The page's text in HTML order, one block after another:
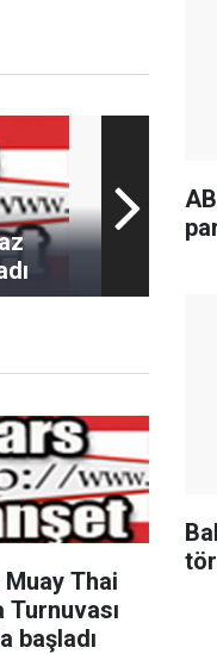
Thai
Turnuvası
başladı